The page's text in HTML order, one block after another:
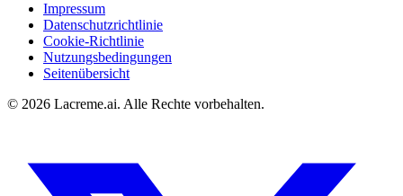
Impressum
Datenschutzrichtlinie
Cookie-Richtlinie
Nutzungsbedingungen
Seitenübersicht
© 2026 Lacreme.ai. Alle Rechte vorbehalten.